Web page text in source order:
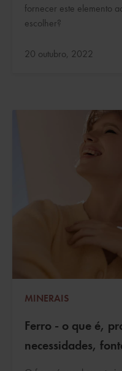
fornecer este elemento
escolher?
Atualizado:
20 outubro, 2022
MINERAIS
Ferro - o que é,
necessidades,